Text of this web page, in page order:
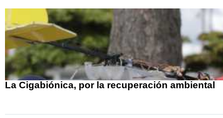
La Cigabiónica, por la recuperación ambiental